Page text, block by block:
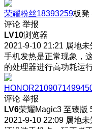
荣耀粉丝18393259板凳
评论 举报
LV10浏览器
2021-9-10 21:21 属地未
手机发热是正常现象，
的处理器进行高功耗运
评论 举报
LV6荣耀Magic3 至臻版
2021-9-10 22:09 属地未